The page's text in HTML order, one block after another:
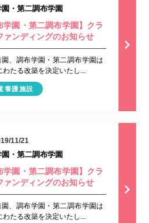
・第二調布学園
学園・第二調布学園】クラ
ァンディングのお知らせ
、調布学園・第二調布学園は
たる改築を決定いたし...
養護施設
11/21
・第二調布学園
学園・第二調布学園】クラ
ァンディングのお知らせ
、調布学園・第二調布学園は
たる改築を決定いたし...